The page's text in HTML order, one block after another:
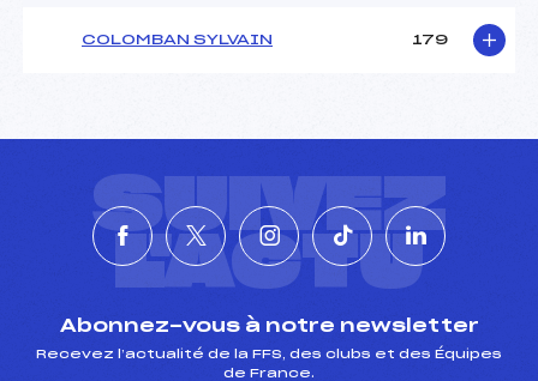
COLOMBAN SYLVAIN 179
SUIVEZ
L'ACTU
Abonnez-vous à notre newsletter
Recevez l’actualité de la FFS, des clubs et des Équipes
de France.